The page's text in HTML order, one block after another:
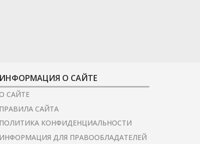
ИНФОРМАЦИЯ О САЙТЕ
САЙТЕ
ПРАВИЛА САЙТА
ПОЛИТИКА КОНФИДЕНЦИАЛЬНОСТИ
ИНФОРМАЦИЯ ДЛЯ ПРАВООБЛАДАТЕЛЕЙ